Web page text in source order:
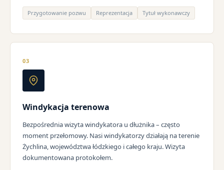
Przygotowanie pozwu Reprezentacja Tytuł wykonawczy
03
Windykacja terenowa
Bezpośrednia wizyta windykatora u dłużnika – często
moment przełomowy. Nasi windykatorzy działają na terenie
Żychlina, województwa łódzkiego i całego kraju. Wizyta
dokumentowana protokołem.